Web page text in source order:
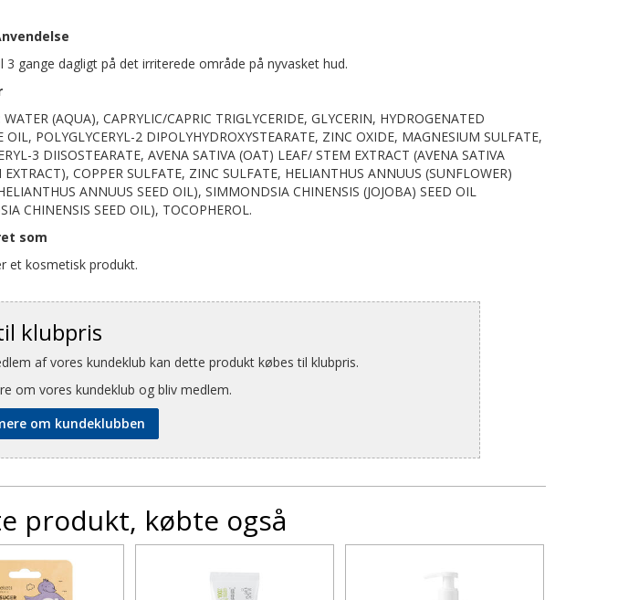
3 gange dagligt på det irriterede område på nyvasket hud.
(AQUA), CAPRYLIC/CAPRIC TRIGLYCERIDE, GLYCERIN, HYDROGENATED
OIL, POLYGLYCERYL-2 DIPOLYHYDROXYSTEARATE, ZINC OXIDE, MAGNESIUM SULFATE,
3 DIISOSTEARATE, AVENA SATIVA (OAT) LEAF/ STEM EXTRACT (AVENA SATIVA
EXTRACT), COPPER SULFATE, ZINC SULFATE, HELIANTHUS ANNUUS (SUNFLOWER)
ANNUUS SEED OIL), SIMMONDSIA CHINENSIS (JOJOBA) SEED OIL
CHINENSIS SEED OIL), TOCOPHEROL.
som
et kosmetisk produkt.
klubpris
af vores kundeklub kan dette produkt købes til klubpris.
om vores kundeklub og bliv medlem.
om kundeklubben
produkt, købte også